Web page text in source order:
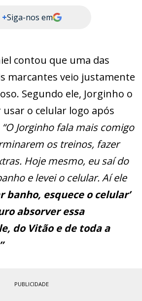
+Siga-nos em
contou que uma das
marcantes veio justamente
Segundo ele, Jorginho o
o celular logo após
“O Jorginho fala mais comigo
os treinos, fazer
Hoje mesmo, eu saí do
e levei o celular. Aí ele
banho, esquece o celular’
absorver essa
do Vitão e de toda a
PUBLICIDADE